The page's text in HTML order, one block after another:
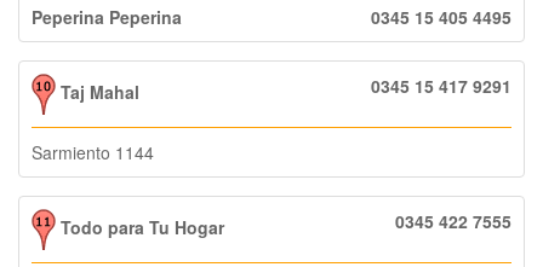
Peperina Peperina 0345 15 405 4495
Taj Mahal 0345 15 417 9291
Sarmiento 1144
Todo para Tu Hogar 0345 422 7555